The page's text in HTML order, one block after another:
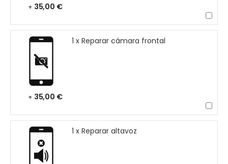
+ 35,00 €
1 x Reparar cámara frontal
+ 35,00 €
1 x Reparar altavoz